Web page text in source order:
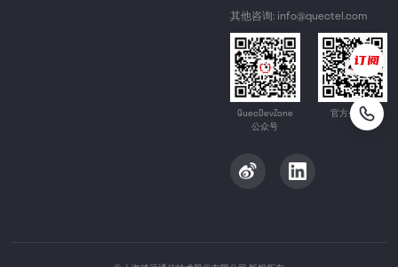
其他咨询: info@quectel.com
QuecDevZone
公众号
官方公众号